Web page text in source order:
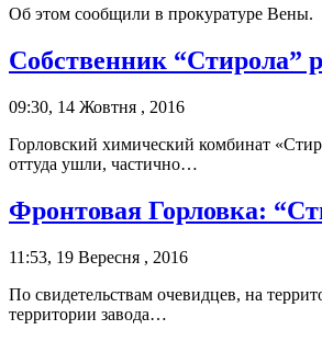
Об этом сообщили в прокуратуре Вены.
Собственник “Стирола”
09:30, 14 Жовтня , 2016
Горловский химический комбинат
оттуда ушли, частично…
Фронтовая Горловка:
11:53, 19 Вересня , 2016
По свидетельствам очевидцев, на
территории завода…